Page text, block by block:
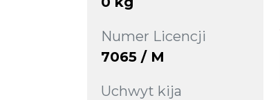
Numer Licencji
7065 / M
Uchwyt kija